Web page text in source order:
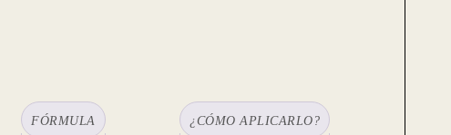
FÓRMULA ¿CÓMO APLICARLO?